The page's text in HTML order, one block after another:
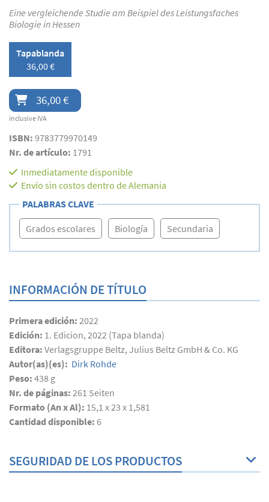
Eine vergleichende Studie am Beispiel des Leistungsfaches
Biologie in Hessen
Tapablanda
36,00 €
36,00 €
inclusive IVA
ISBN: 9783779970149
Nr. de artículo: 1791
Inmediatamente disponible
Envío sin costos dentro de Alemania
PALABRAS CLAVE
Grados escolares Biología Secundaria
INFORMACIÓN DE TÍTULO
Primera edición: 2022
Edición: 1. Edicion, 2022 (Tapa blanda)
Editora: Verlagsgruppe Beltz, Julius Beltz GmbH & Co. KG
Autor(as)(es): Dirk Rohde
Peso: 438 g
Nr. de páginas: 261 Seiten
Formato (An x Al): 15,1 x 23 x 1,581
Cantidad disponible: 6
SEGURIDAD DE LOS PRODUCTOS